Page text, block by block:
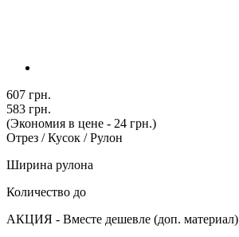
607 грн.
583 грн.
(Экономия в цене - 24 грн.)
Отрез / Кусок / Рулон
Ширина рулона
Количество до
АКЦИЯ - Вместе дешевле (доп. материал)